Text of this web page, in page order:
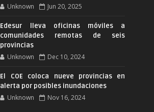
Unknown Jun 20, 2025
Edesur lleva oficinas móviles a
comunidades remotas de seis
provincias
Unknown Dec 10, 2024
El COE coloca nueve provincias en
alerta por posibles inundaciones
Unknown Nov 16, 2024